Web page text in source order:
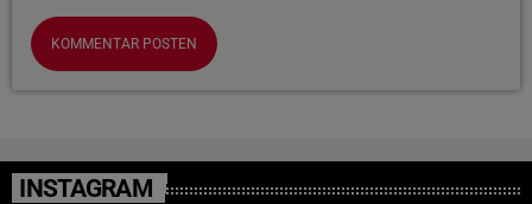
INSTAGRAM